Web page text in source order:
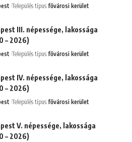
Település típus:fővárosi kerület
III. népessége, lakossága
– 2026)
Település típus:fővárosi kerület
IV. népessége, lakossága
– 2026)
Település típus:fővárosi kerület
V. népessége, lakossága
– 2026)